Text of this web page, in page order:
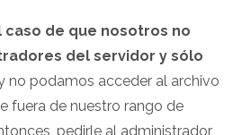
caso de que nosotros no
del servidor y sólo
no podamos acceder al archivo
fuera de nuestro rango de
pedirle al administrador